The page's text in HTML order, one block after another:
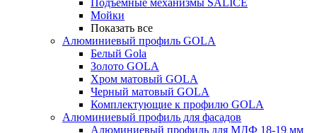
Подъемные механизмы SALICE
Мойки
Показать все
Алюминиевый профиль GOLA
Белый Gola
Золото GOLA
Хром матовый GOLA
Черный матовый GOLA
Комплектующие к профилю GOLA
Алюминиевый профиль для фасадов
Алюминиевый профиль для МДФ 18-19 мм